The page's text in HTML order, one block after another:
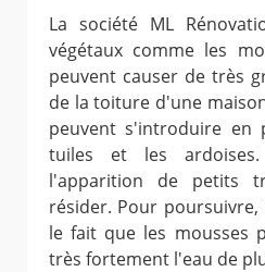
La société ML
végétaux comme les
peuvent causer de très
de la toiture d'une
peuvent s'introduire en
tuiles et les
l'apparition de petits
résider. Pour
le fait que les mousses
très fortement l'eau de